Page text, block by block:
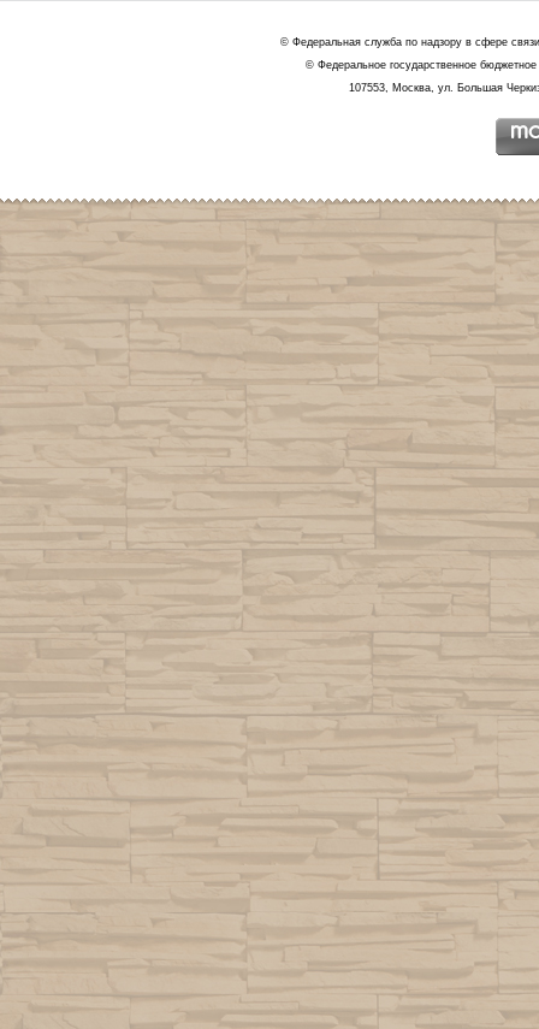
© Федеральная служба по надзору в сфере
© Федеральное государственное
107553, Москва, ул. Большая